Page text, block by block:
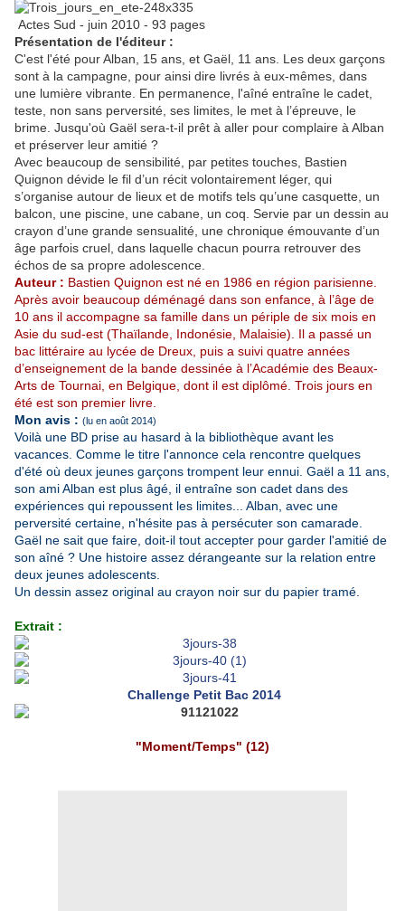
Actes Sud - juin 2010 - 93 pages
Présentation de l'éditeur :
C'est l'été pour Alban, 15 ans, et Gaël, 11 ans. Les deux garçons
sont à la campagne, pour ainsi dire livrés à eux-mêmes, dans
une lumière vibrante. En permanence, l'aîné entraîne le cadet,
teste, non sans perversité, ses limites, le met à l’épreuve, le
brime. Jusqu'où Gaël sera-t-il prêt à aller pour complaire à Alban
et préserver leur amitié ?
Avec beaucoup de sensibilité, par petites touches, Bastien
Quignon dévide le fil d’un récit volontairement léger, qui
s’organise autour de lieux et de motifs tels qu’une casquette, un
balcon, une piscine, une cabane, un coq. Servie par un dessin au
crayon d’une grande sensualité, une chronique émouvante d’un
âge parfois cruel, dans laquelle chacun pourra retrouver des
échos de sa propre adolescence.
Auteur : Bastien Quignon est né en 1986 en région parisienne.
Après avoir beaucoup déménagé dans son enfance, à l’âge de
10 ans il accompagne sa famille dans un périple de six mois en
Asie du sud-est (Thaïlande, Indonésie, Malaisie). Il a passé un
bac littéraire au lycée de Dreux, puis a suivi quatre années
d’enseignement de la bande dessinée à l’Académie des Beaux-
Arts de Tournai, en Belgique, dont il est diplômé. Trois jours en
été est son premier livre.
Mon avis : (lu en août 2014)
Voilà une BD prise au hasard à la bibliothèque avant les
vacances. Comme le titre l'annonce cela rencontre quelques
d'été où deux jeunes garçons trompent leur ennui. Gaël a 11 ans,
son ami Alban est plus âgé, il entraîne son cadet dans des
expériences qui repoussent les limites... Alban, avec une
perversité certaine, n'hésite pas à persécuter son camarade.
Gaël ne sait que faire, doit-il tout accepter pour garder l'amitié de
son aîné ? Une histoire assez dérangeante sur la relation entre
deux jeunes adolescents.
Un dessin assez original au crayon noir sur du papier tramé.
Extrait :
Challenge Petit Bac 2014
"Moment/Temps" (12)